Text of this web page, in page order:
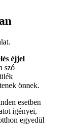
éjjel
szó
önnek.
esetben
igényei,
egyedül